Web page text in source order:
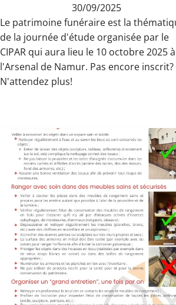
30/09/2025
Le patrimoine funéraire est la
de la journée d'étude organisée par le
CIPAR qui aura lieu le 10 octobre 2025 à
l'Arsenal de Namur. Pas encore inscrit?
N'attendez plus!